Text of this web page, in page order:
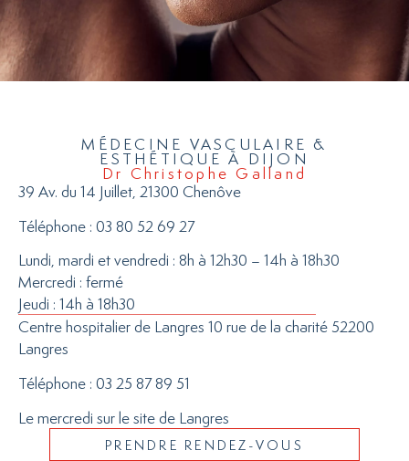
MÉDECINE VASCULAIRE &
ESTHÉTIQUE À DIJON
Dr Christophe Galland
39 Av. du 14 Juillet, 21300 Chenôve
Téléphone : 03 80 52 69 27
Lundi, mardi et vendredi : 8h à 12h30 – 14h à 18h30
Mercredi : fermé
Jeudi : 14h à 18h30
Centre hospitalier de Langres 10 rue de la charité 52200
Langres
Téléphone : 03 25 87 89 51
Le mercredi sur le site de Langres
PRENDRE RENDEZ-VOUS